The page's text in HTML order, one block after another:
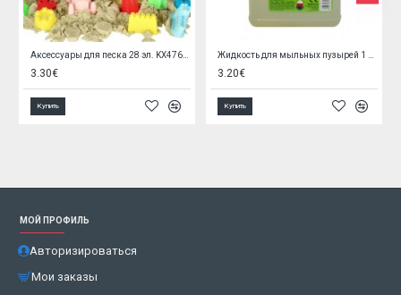
3.30€
Купить
3.20€
Купить
МОЙ ПРОФИЛЬ
Авторизироваться
Мои заказы